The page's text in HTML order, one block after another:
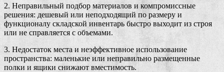
2. Неправильный подбор материалов и компромиссные
решения: дешевый или неподходящий по размеру и
функционалу складской инвентарь быстро выходит из строя
или не справляется с объемами.
3. Недостаток места и неэффективное использование
пространства: маленькие или неправильно размещенные
полки и ящики снижают вместимость.